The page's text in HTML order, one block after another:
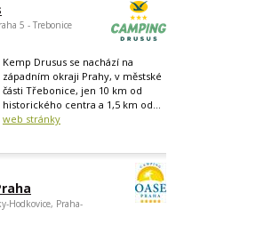
5 - Trebonice
Kemp Drusus se nachází na
západním okraji Prahy, v městské
části Třebonice, jen 10 km od
historického centra a 1,5 km od...
web stránky
Hodkovice, Praha-